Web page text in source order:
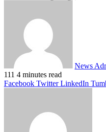
News
111 4 minutes read
Facebook Twitter LinkedIn